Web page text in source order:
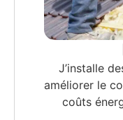
J’installe
améliorer le
coûts